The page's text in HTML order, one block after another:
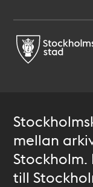
mellan
till